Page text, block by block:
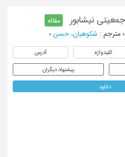
نیشابور
مقاله
؛ مترجم : شکوهیان، حسن ؛
کلیدواژه آدرس
پیشنهاد دیگران
دانلود